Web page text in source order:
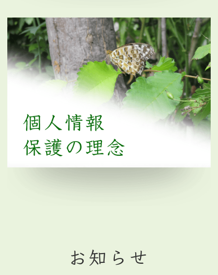
お知らせ